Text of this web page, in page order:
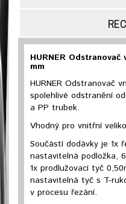
HURNER
mm
HURNER Odstranovač
spolehlivé odstranění
a PP trubek.
Vhodný pro vnitřní
Součástí dodávky je 1x
nastavitelná podložka,
1x prodlužovací tyč
nastavitelná tyč s T-
v procesu řezání.